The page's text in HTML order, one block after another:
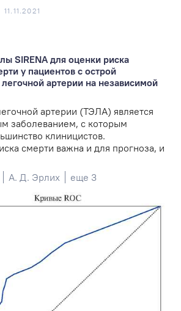
11.11.2021
SIRENA для оценки риска
у пациентов с острой
артерии на независимой
артерии (ТЭЛА) является
заболеванием, с которым
клиницистов.
смерти важна и для прогноза, и
А. Д. Эрлих еще 3